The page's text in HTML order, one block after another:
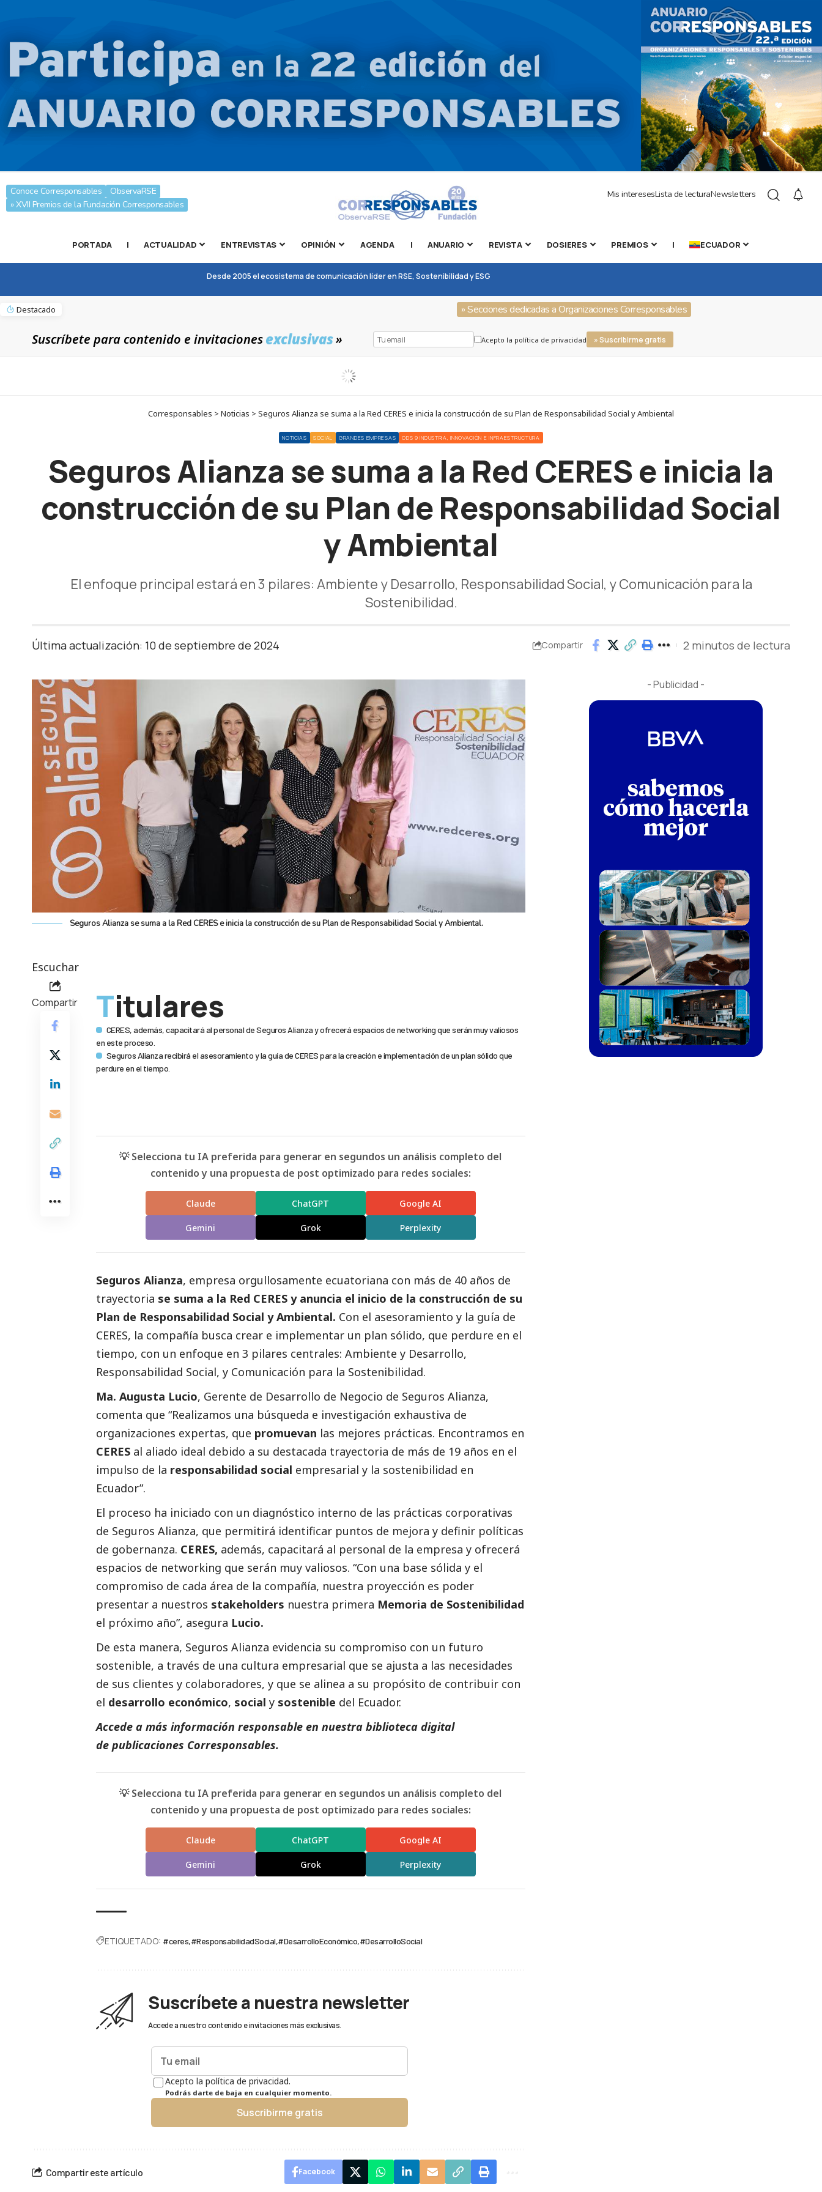
Conoce Corresponsables
ObservaRSE
» XVII Premios de la Fundación Corresponsables
Mis interesesLista de lecturaNewsletters
PORTADA | ACTUALIDAD ENTREVISTAS OPINIÓN AGENDA | ANUARIO REVISTA DOSIERES PREMIOS | ECUADOR
Desde 2005 el ecosistema de comunicación líder en RSE, Sostenibilidad y ESG
Destacado » Secciones dedicadas a Organizaciones Corresponsables
Suscríbete para contenido e invitacionesexclusivas» Acepto la política de privacidad » Suscribirme gratis
Corresponsables > Noticias > Seguros Alianza se suma a la Red CERES e inicia la construcción de su Plan de Responsabilidad Social y Ambiental
NOTICIAS SOCIAL GRANDES EMPRESAS ODS 9 INDUSTRIA, INNOVACIÓN E INFRAESTRUCTURA
Seguros Alianza se suma a la Red CERES e inicia la
construcción de su Plan de Responsabilidad Social
y Ambiental
El enfoque principal estará en 3 pilares: Ambiente y Desarrollo, Responsabilidad Social, y Comunicación para la
Sostenibilidad.
Última actualización: 10 de septiembre de 2024 Compartir 2 minutos de lectura
Seguros Alianza se suma a la Red CERES e inicia la construcción de su Plan de Responsabilidad Social y Ambiental.
Escuchar
Compartir Titulares
CERES, además, capacitará al personal de Seguros Alianza y ofrecerá espacios de networking que serán muy valiosos
en este proceso.
Seguros Alianza recibirá el asesoramiento y la guía de CERES para la creación e implementación de un plan sólido que
perdure en el tiempo.
💡 Selecciona tu IA preferida para generar en segundos un análisis completo del
contenido y una propuesta de post optimizado para redes sociales:
Claude ChatGPT Google AI
Gemini Grok Perplexity
Seguros Alianza, empresa orgullosamente ecuatoriana con más de 40 años de
trayectoria se suma a la Red CERES y anuncia el inicio de la construcción de su
Plan de Responsabilidad Social y Ambiental. Con el asesoramiento y la guía de
CERES, la compañía busca crear e implementar un plan sólido, que perdure en el
tiempo, con un enfoque en 3 pilares centrales: Ambiente y Desarrollo,
Responsabilidad Social, y Comunicación para la Sostenibilidad.
Ma. Augusta Lucio, Gerente de Desarrollo de Negocio de Seguros Alianza,
comenta que “Realizamos una búsqueda e investigación exhaustiva de
organizaciones expertas, que promuevan las mejores prácticas. Encontramos en
CERES al aliado ideal debido a su destacada trayectoria de más de 19 años en el
impulso de la responsabilidad social empresarial y la sostenibilidad en
Ecuador”.
El proceso ha iniciado con un diagnóstico interno de las prácticas corporativas
de Seguros Alianza, que permitirá identificar puntos de mejora y definir políticas
de gobernanza. CERES, además, capacitará al personal de la empresa y ofrecerá
espacios de networking que serán muy valiosos. “Con una base sólida y el
compromiso de cada área de la compañía, nuestra proyección es poder
presentar a nuestros stakeholders nuestra primera Memoria de Sostenibilidad
el próximo año”, asegura Lucio.
De esta manera, Seguros Alianza evidencia su compromiso con un futuro
sostenible, a través de una cultura empresarial que se ajusta a las necesidades
de sus clientes y colaboradores, y que se alinea a su propósito de contribuir con
el desarrollo económico, social y sostenible del Ecuador.
Accede a más información responsable en nuestra biblioteca digital
de publicaciones Corresponsables.
💡 Selecciona tu IA preferida para generar en segundos un análisis completo del
contenido y una propuesta de post optimizado para redes sociales:
Claude ChatGPT Google AI
Gemini Grok Perplexity
ETIQUETADO: #ceres #ResponsabilidadSocial #DesarrolloEconómico #DesarrolloSocial
Suscríbete a nuestra newsletter
Accede a nuestro contenido e invitaciones más exclusivas.
Acepto la política de privacidad.
Podrás darte de baja en cualquier momento.
Suscribirme gratis
Compartir este artículo Facebook
- Publicidad -